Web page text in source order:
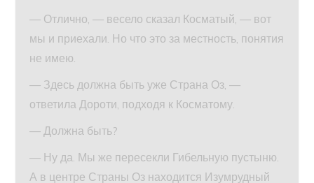
— Отлично, — весело сказал Косматый, — вот
мы и приехали. Но что это за местность, понятия
не имею.
— Здесь должна быть уже Страна Оз, —
ответила Дороти, подходя к Косматому.
— Должна быть?
— Ну да. Мы же пересекли Гибельную пустыню.
А в центре Страны Оз находится Изумрудный